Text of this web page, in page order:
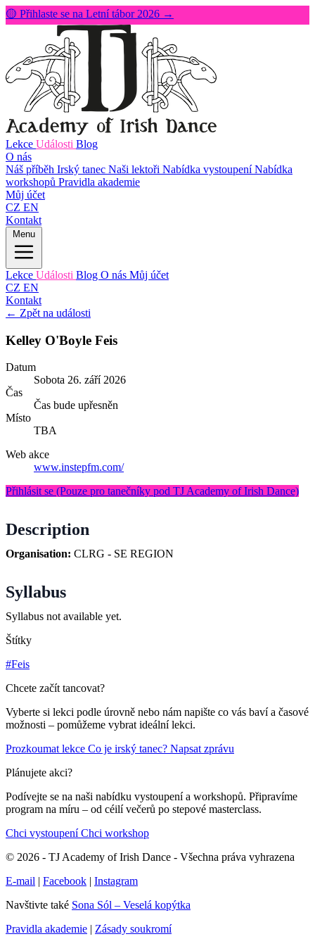
🟡 Přihlaste se na Letní tábor 2026 →
Lekce Události Blog
O nás
Náš příběh Irský tanec Naši lektoři Nabídka vystoupeníNabídka
workshopů Pravidla akademie
Můj účet
CZ EN
Kontakt
Menu
Lekce Události Blog O nás Můj účet
CZ EN
Kontakt
← Zpět na události
Kelley O'Boyle Feis
Datum
Sobota 26. září 2026
Čas
Čas bude upřesněn
Místo
TBA
Web akce
www.instepfm.com/
Přihlásit se (Pouze pro tanečníky pod TJ Academy of Irish Dance)
Description
Organisation: CLRG - SE REGION
Syllabus
Syllabus not available yet.
Štítky
#Feis
Chcete začít tancovat?
Vyberte si lekci podle úrovně nebo nám napište co vás baví a časové
možnosti – pomůžeme vybrat ideální lekci.
Prozkoumat lekce Co je irský tanec? Napsat zprávu
Plánujete akci?
Podívejte se na naši nabídku vystoupení a workshopů. Připravíme
program na míru – od céilí večerů po stepové masterclass.
Chci vystoupeníChci workshop
© 2026 - TJ Academy of Irish Dance - Všechna práva vyhrazena
E-mail | Facebook | Instagram
Navštivte také Sona Sól – Veselá kopýtka
Pravidla akademie | Zásady soukromí